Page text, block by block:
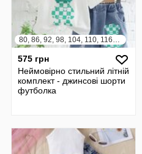
80, 86, 92, 98, 104, 110, 116, 122
575 грн
Неймовірно стильний літній
комплект - джинсові шорти
футболка